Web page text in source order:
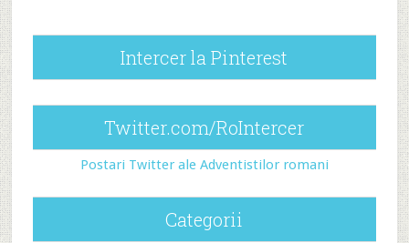
Intercer la Pinterest
Twitter.com/RoIntercer
Postari Twitter ale Adventistilor romani
Categorii